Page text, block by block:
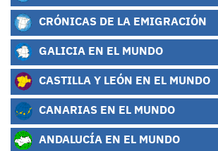
CRÓNICAS DE LA EMIGRACIÓN
GALICIA EN EL MUNDO
CASTILLA Y LEÓN EN EL MUNDO
CANARIAS EN EL MUNDO
ANDALUCÍA EN EL MUNDO